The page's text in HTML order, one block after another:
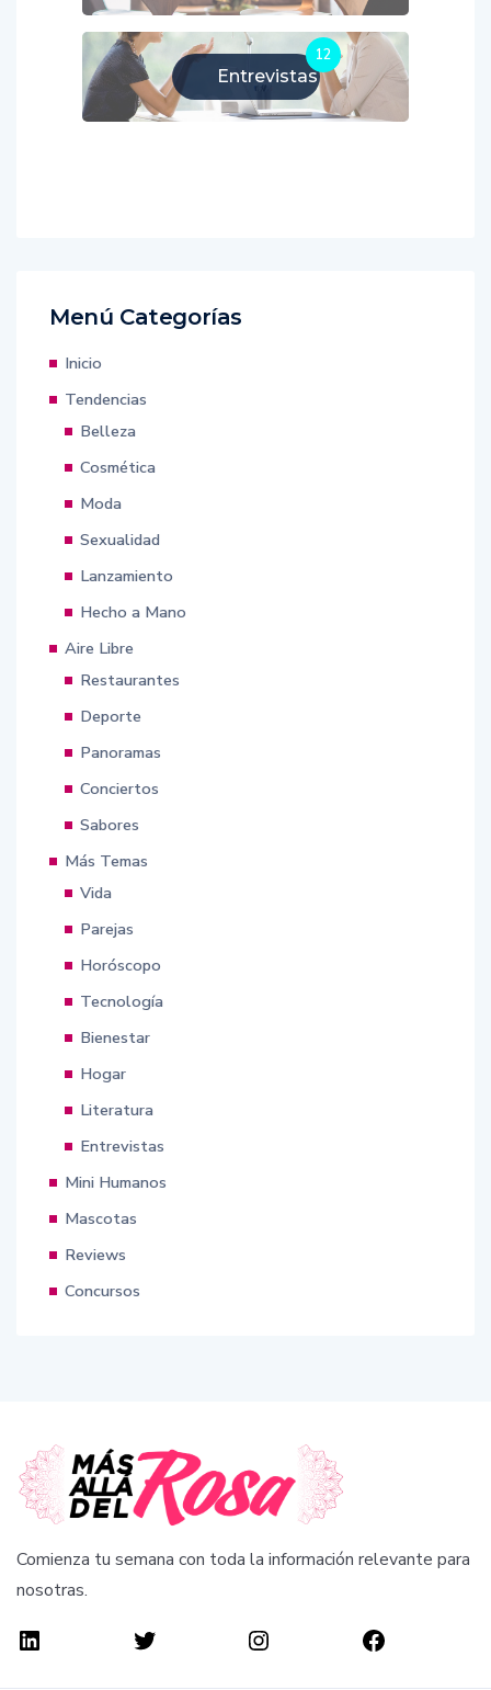
Entrevistas
12
Menú Categorías
Inicio
Tendencias
Belleza
Cosmética
Moda
Sexualidad
Lanzamiento
Hecho a Mano
Aire Libre
Restaurantes
Deporte
Panoramas
Conciertos
Sabores
Más Temas
Vida
Parejas
Horóscopo
Tecnología
Bienestar
Hogar
Literatura
Entrevistas
Mini Humanos
Mascotas
Reviews
Concursos
Comienza tu semana con toda la información relevante para
nosotras.